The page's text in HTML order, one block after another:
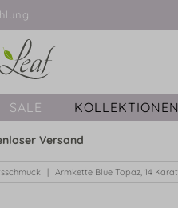
SALE KOLLEKTIONEN
Versand
Armkette Blue Topaz, 14